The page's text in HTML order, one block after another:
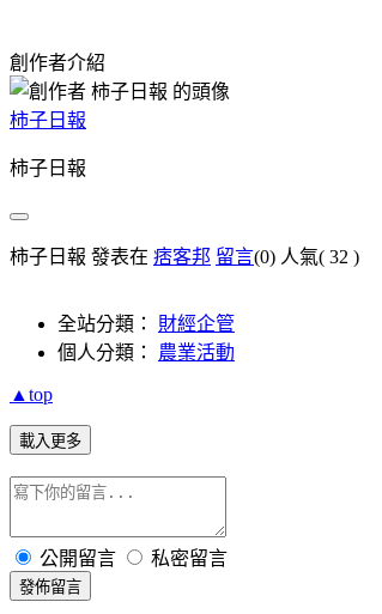
創作者介紹
柿子日報
柿子日報
柿子日報 發表在 痞客邦 留言(0) 人氣( 32 )
全站分類： 財經企管
個人分類： 農業活動
▲top
載入更多
公開留言 私密留言
發佈留言